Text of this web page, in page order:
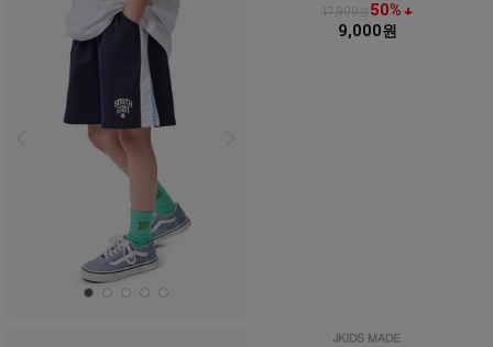
17,900원50% ↓
9,000원